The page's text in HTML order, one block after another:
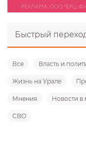
Быстрый
Все Власть и
Жизнь на Урале
Мнения Новости в
СВО